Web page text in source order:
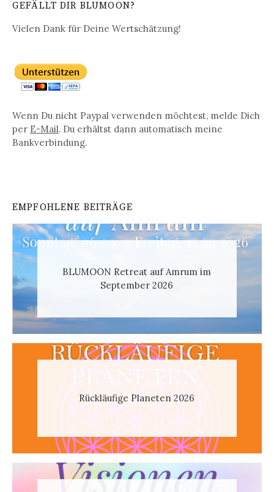
GEFÄLLT DIR BLUMOON?
Vielen Dank für Deine Wertschätzung!
Wenn Du nicht Paypal verwenden möchtest, melde Dich
per E-Mail. Du erhältst dann automatisch meine
Bankverbindung.
EMPFOHLENE BEITRÄGE
BLUMOON Retreat auf Amrum im
September 2026
Rückläufige Planeten 2026